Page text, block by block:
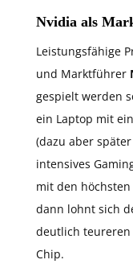
Nvidia als
Leistungsfähige
und Marktführer
gespielt werden
ein Laptop mit
(dazu aber
intensives
mit den
dann lohnt sich
deutlich teureren
Chip.